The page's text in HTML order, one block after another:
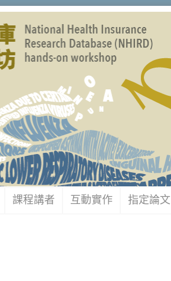
課程講者 互動實作 指定論文